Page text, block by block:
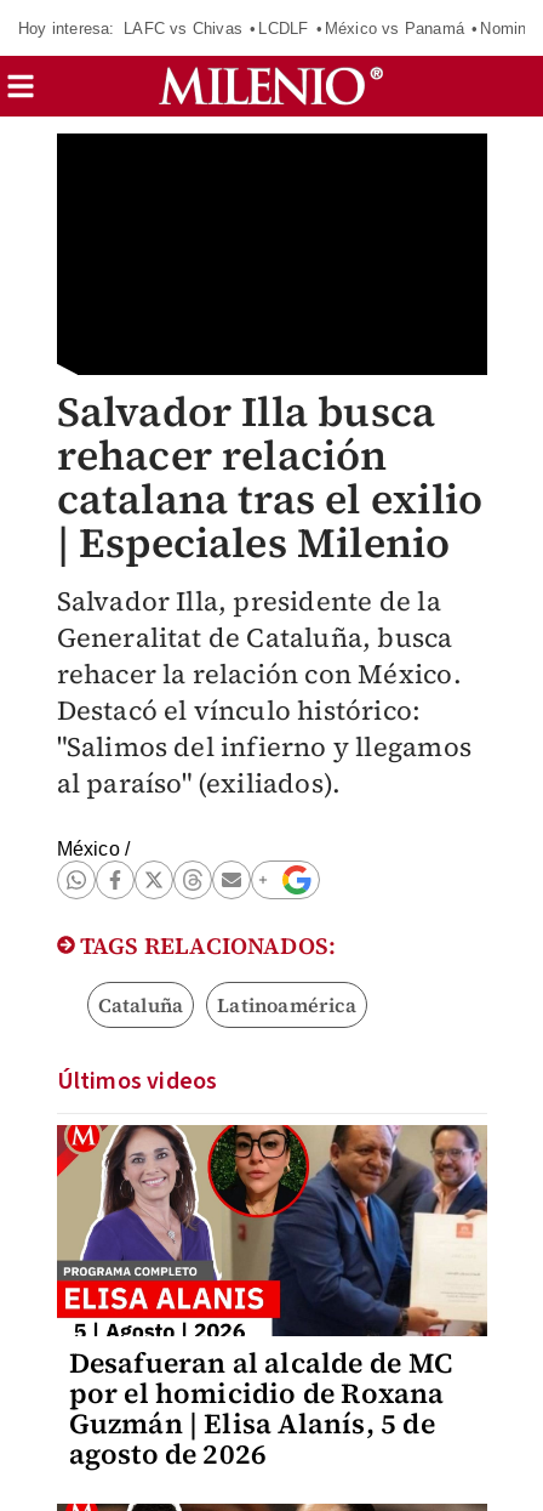
Hoy interesa: LAFC vs Chivas LCDLF México vs Panamá
Salvador Illa busca
rehacer relación
catalana tras el exilio
| Especiales Milenio
Salvador Illa, presidente de la
Generalitat de Cataluña, busca
rehacer la relación con México.
Destacó el vínculo histórico:
"Salimos del infierno y llegamos
al paraíso" (exiliados).
México/
TAGS RELACIONADOS:
Cataluña Latinoamérica
Últimos videos
Desafueran al alcalde de MC
por el homicidio de Roxana
Guzmán | Elisa Alanís, 5 de
agosto de 2026